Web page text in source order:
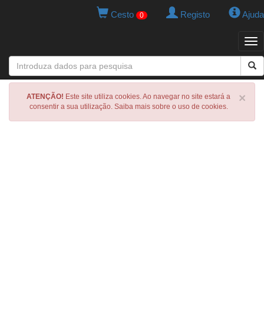
Cesto 0 Registo Ajuda
×
ATENÇÃO! Este site utiliza cookies. Ao navegar no site estará a
consentir a sua utilização. Saiba mais sobre o uso de cookies.